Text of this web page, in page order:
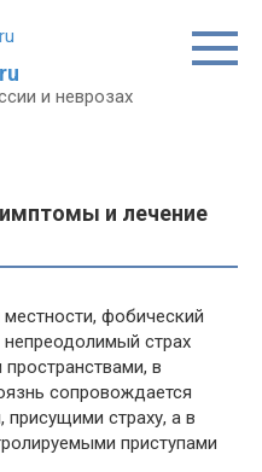
и неврозах
и лечение
фобический
непреодолимый страх
в
сопровождается
страху, а в
приступами